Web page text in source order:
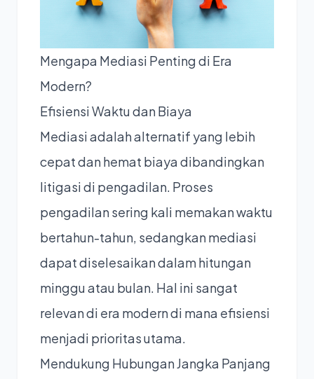
Mengapa Mediasi Penting di Era
Modern?
Efisiensi Waktu dan Biaya
Mediasi adalah alternatif yang lebih
cepat dan hemat biaya dibandingkan
litigasi di pengadilan. Proses
pengadilan sering kali memakan waktu
bertahun-tahun, sedangkan mediasi
dapat diselesaikan dalam hitungan
minggu atau bulan. Hal ini sangat
relevan di era modern di mana efisiensi
menjadi prioritas utama.
Mendukung Hubungan Jangka Panjang